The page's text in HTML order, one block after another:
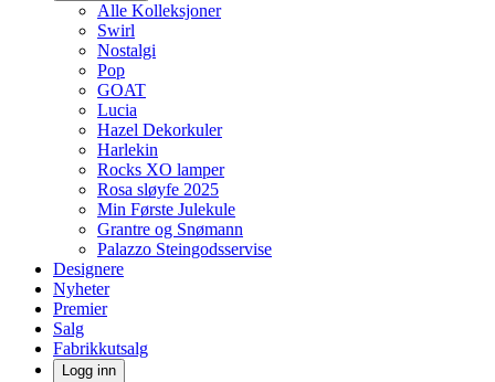
Alle Kolleksjoner
Swirl
Nostalgi
Pop
GOAT
Lucia
Hazel Dekorkuler
Harlekin
Rocks XO lamper
Rosa sløyfe 2025
Min Første Julekule
Grantre og Snømann
Palazzo Steingodsservise
Designere
Nyheter
Premier
Salg
Fabrikkutsalg
Logg inn